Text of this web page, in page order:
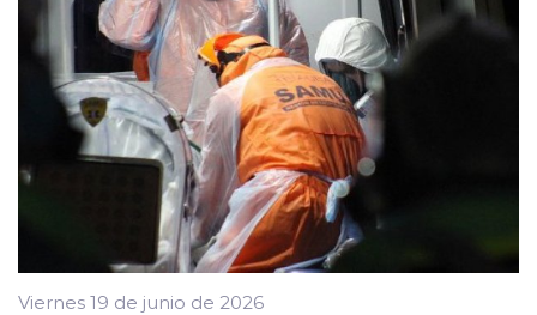
Viernes 19 de junio de 2026